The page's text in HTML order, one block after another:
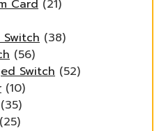
Card (21)
(38)
(56)
Switch (52)
(10)
(35)
(25)